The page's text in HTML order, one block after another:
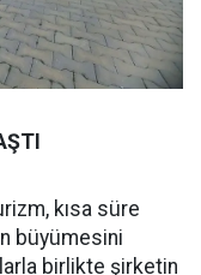
kısa süre
büyümesini
birlikte şirketin